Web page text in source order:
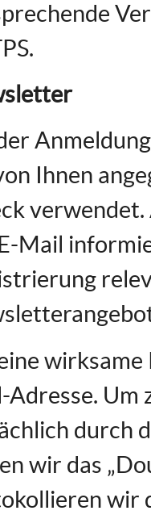
Ihnen
Mail
Adresse. Um
durch
wir das
wir